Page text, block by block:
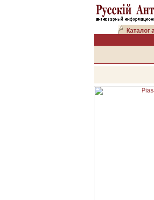
Каталог